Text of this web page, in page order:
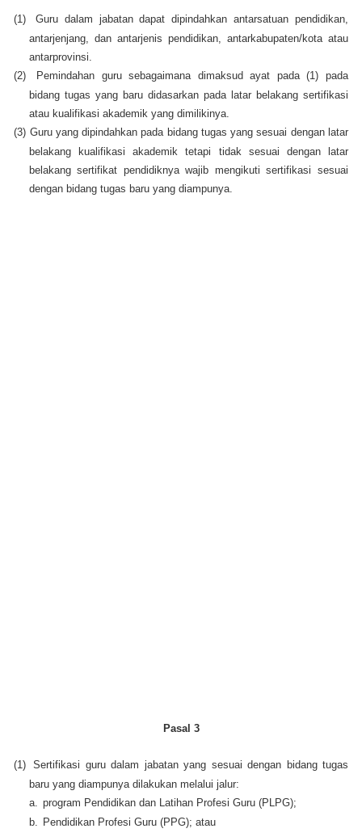
(1)
Guru dalam jabatan dapat dipindahkan antarsatuan pendidikan,
antarjenjang, dan antarjenis pendidikan, antarkabupaten/kota atau
antarprovinsi.
(2)
Pemindahan guru sebagaimana dimaksud ayat pada (1) pada
bidang tugas yang baru didasarkan pada latar belakang sertifikasi
atau kualifikasi akademik yang dimilikinya.
(3) Guru yang dipindahkan pada bidang tugas yang sesuai dengan latar
belakang kualifikasi akademik tetapi tidak sesuai dengan latar
belakang sertifikat pendidiknya wajib mengikuti sertifikasi sesuai
dengan bidang tugas baru yang diampunya.
Pasal 3
(1) Sertifikasi guru dalam jabatan yang sesuai dengan bidang tugas
baru yang diampunya dilakukan melalui jalur:
a. program Pendidikan dan Latihan Profesi Guru (PLPG);
b. Pendidikan Profesi Guru (PPG); atau